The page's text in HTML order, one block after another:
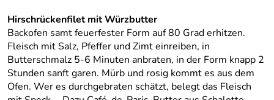
Hirschrückenfilet mit Würzbutter
Backofen samt feuerfester Form auf 80 Grad erhitzen.
Fleisch mit Salz, Pfeffer und Zimt einreiben, in
Butterschmalz 5-6 Minuten anbraten, in der Form knapp 2
Stunden sanft garen. Mürb und rosig kommt es aus dem
Ofen. Wer es durchgebraten schätzt, belegt das Fleisch